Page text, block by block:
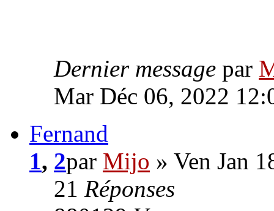
Dernier message par
Mar Déc 06, 2022
Fernand
1, 2par Mijo » Ven Jan
21 Réponses